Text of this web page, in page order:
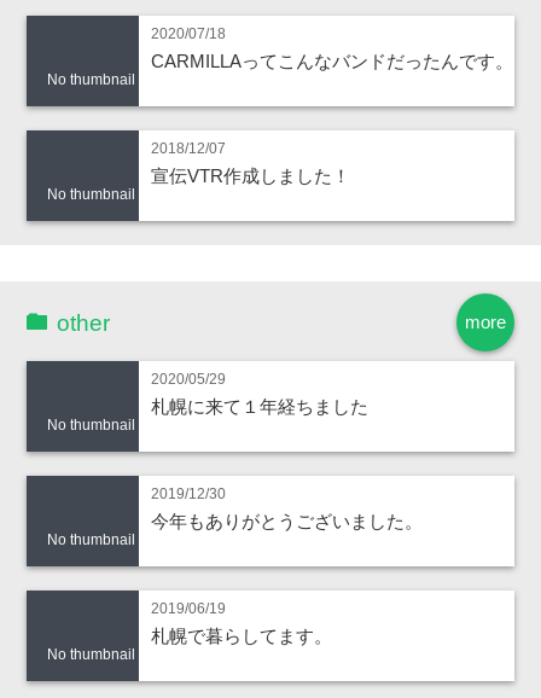
No thumbnail
2020/07/18
CARMILLAってこんなバンドだったんです。
No thumbnail
2018/12/07
宣伝VTR作成しました！
more
other
No thumbnail
2020/05/29
札幌に来て１年経ちました
No thumbnail
2019/12/30
今年もありがとうございました。
No thumbnail
2019/06/19
札幌で暮らしてます。